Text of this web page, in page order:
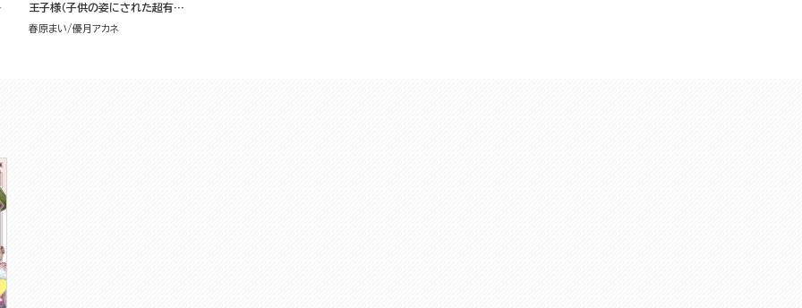
王子様（子供の姿にされた超有能
魔法使い）を拾ったら溺愛されま
春原まい 優月アカネ